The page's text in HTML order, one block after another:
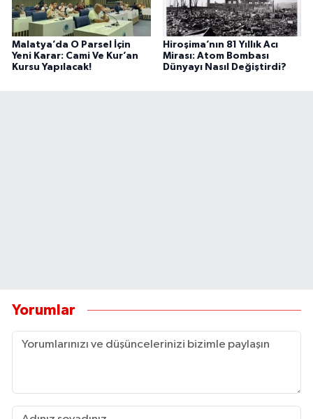
Malatya’da O Parsel İçin
Yeni Karar: Cami Ve Kur’an
Kursu Yapılacak!
Hiroşima’nın 81 Yıllık Acı
Mirası: Atom Bombası
Dünyayı Nasıl Değiştirdi?
Yorumlar